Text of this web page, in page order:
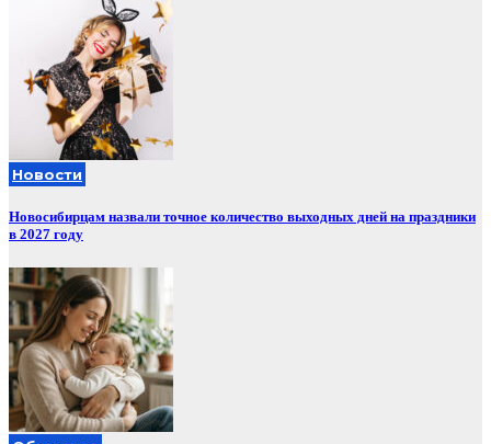
Новости
Новосибирцам назвали точное количество выходных дней на праздники
в 2027 году